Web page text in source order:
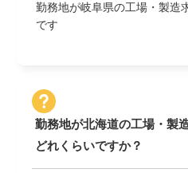
勤務地が岐阜県の工場・製造
です
勤務地が北海道の工場・製
どれくらいですか？